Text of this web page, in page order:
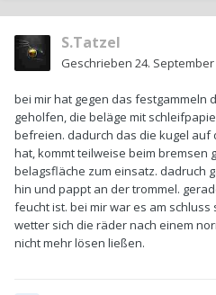
S.Tatzel
Geschrieben 24. September
bei mir hat gegen das festgammeln
geholfen, die beläge mit
befreien. dadurch das die kugel auf
hat, kommt teilweise beim bremsen
belagsfläche zum einsatz. dadruch
hin und pappt an der trommel.
feucht ist. bei mir war es am
wetter sich die räder nach einem
nicht mehr lösen ließen.